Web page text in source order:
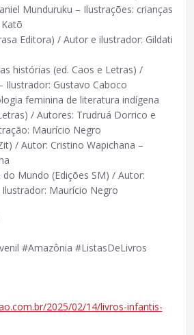
Munduruku – Ilustrações: crianças
Editora) / Autor e ilustrador: Gildati
histórias (ed. Caos e Letras) /
Ilustrador: Gustavo Caboco
feminina de literatura indígena
/ Autores: Trudruá Dorrico e
Maurício Negro
/ Autor: Cristino Wapichana –
Mundo (Edições SM) / Autor:
Maurício Negro
#Amazônia #ListasDeLivros
2025/02/14/livros-infantis-